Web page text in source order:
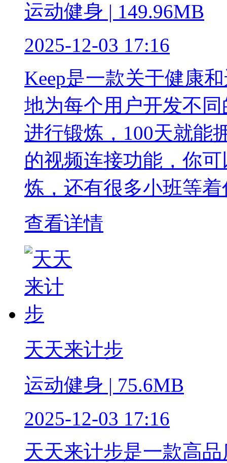
运动健身 | 149.96MB
2025-12-03 17:16
Keep是一款关于健康
地为每个用户开发不
进行锻炼，100天就能
的视频连接功能，你
炼，还有很多小班等
查看详情
天天来计步
运动健身 | 75.6MB
2025-12-03 17:16
天天来计步是一款高